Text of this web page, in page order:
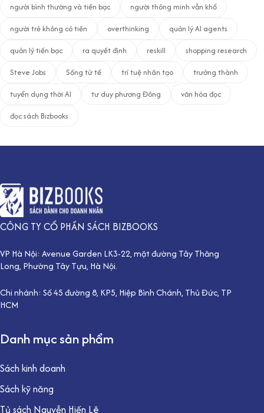
người bình thường và tiền bạc
người thông minh vẫn khổ
người trẻ không có tiền
overthinking
quản lý AI agents
quản lý tiền bạc
ra quyết định reskill
shopping research
Steve Jobs
Sống tử tế trí tuệ nhân tạo
trưởng thành
tuyển dụng thời AI
tư duy phương Đông
văn hóa đọc
đọc sách Bizbooks
CÔNG TY CỔ PHẦN SÁCH BIZBOOKS
VP Hà Nội: Avenue Garden LK3-22, mặt đường Tây Thăng
Long, Phường Tây Tựu, Hà Nội.
Chi nhánh: Số 45 đường 8, KP5, Hiệp Bình Chánh, Thủ Đức, TP
HCM
Danh mục sản phẩm
Sách kinh doanh
Sách kỹ năng
Tủ sách Nguyễn Hiến Lê